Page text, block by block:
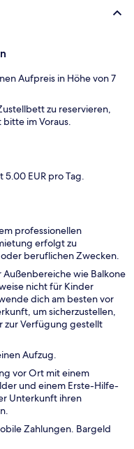
Aufpreis in Höhe von 7
zu reservieren,
im Voraus.
5.00 EUR pro Tag.
professionellen
erfolgt zu
beruflichen Zwecken.
wie Balkone
nicht für Kinder
dich am besten vor
um sicherzustellen,
zur Verfügung gestellt
Aufzug.
vor Ort mit einem
und einem Erste-Hilfe-
Unterkunft ihren
Zahlungen. Bargeld